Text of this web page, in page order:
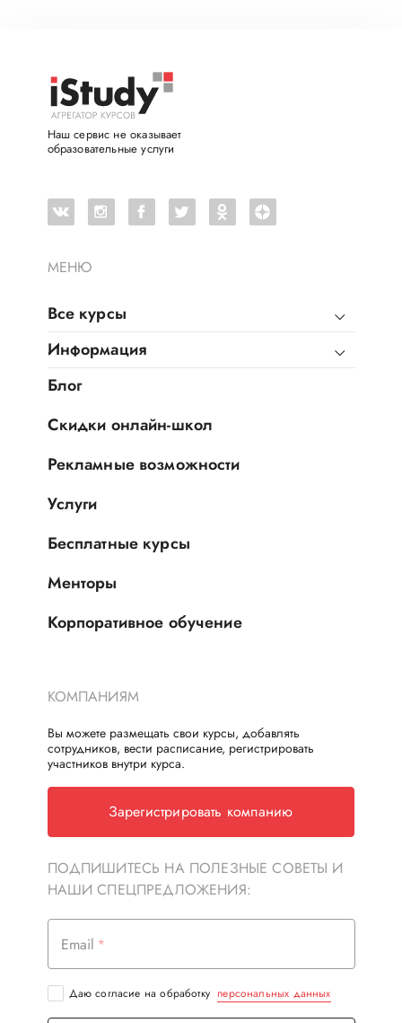
МЕНЮ
Все курсы
Информация
Блог
Скидки онлайн-школ
Рекламные возможности
Услуги
Бесплатные курсы
Менторы
Корпоративное обучение
Наш сервис не оказывает
образовательные услуги
КОМПАНИЯМ
Вы можете размещать свои курсы, добавлять
сотрудников, вести расписание, регистрировать
участников внутри курса.
Зарегистрировать компанию
ПОДПИШИТЕСЬ НА ПОЛЕЗНЫЕ СОВЕТЫ И
НАШИ СПЕЦПРЕДЛОЖЕНИЯ:
Email
Даю согласие на обработку персональных данных